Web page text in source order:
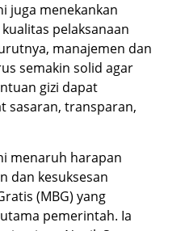
juga menekankan
pelaksanaan
manajemen dan
semakin solid agar
gizi dapat
sasaran, transparan,
menaruh harapan
dan kesuksesan
(MBG) yang
pemerintah. Ia